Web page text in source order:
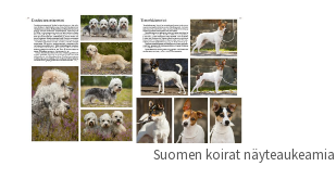
Suomen koirat näyteaukeamia